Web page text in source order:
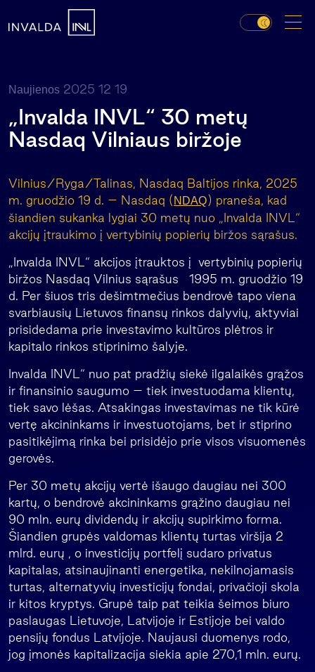
Naujienos 2025 12 19
„Invalda INVL“ 30 metų
Nasdaq Vilniaus biržoje
Vilnius/Ryga/Talinas, Nasdaq Baltijos rinka, 2025
m. gruodžio 19 d. – Nasdaq ( NDAQ) praneša, kad
šiandien sukanka lygiai 30 metų nuo „Invalda INVL“
akcijų įtraukimo į vertybinių popierių biržos sąrašus.
„Invalda INVL“ akcijos įtrauktos į vertybinių popierių
biržos Nasdaq Vilnius sąrašus 1995 m. gruodžio 19
d. Per šiuos tris dešimtmečius bendrovė tapo viena
svarbiausių Lietuvos finansų rinkos dalyvių, aktyviai
prisidedama prie investavimo kultūros plėtros ir
kapitalo rinkos stiprinimo šalyje.
Invalda INVL“ nuo pat pradžių siekė ilgalaikės grąžos
ir finansinio saugumo – tiek investuodama klientų,
tiek savo lėšas. Atsakingas investavimas ne tik kūrė
vertę akcininkams ir investuotojams, bet ir stiprino
pasitikėjimą rinka bei prisidėjo prie visos visuomenės
gerovės.
Per 30 metų akcijų vertė išaugo daugiau nei 300
kartų, o bendrovė akcininkams grąžino daugiau nei
90 mln. eurų dividendų ir akcijų supirkimo forma.
Šiandien grupės valdomas klientų turtas viršija 2
mlrd. eurų , o investicijų portfelį sudaro privatus
kapitalas, atsinaujinanti energetika, nekilnojamasis
turtas, alternatyvių investicijų fondai, privačioji skola
ir kitos kryptys. Grupė taip pat teikia šeimos biuro
paslaugas Lietuvoje, Latvijoje ir Estijoje bei valdo
pensijų fondus Latvijoje. Naujausi duomenys rodo,
jog įmonės kapitalizacija siekia apie 270,1 mln. eurų.